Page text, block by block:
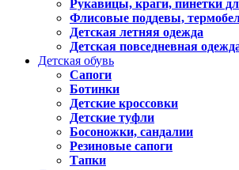
Рукавицы, краги, пинетки
Флисовые поддевы,
Детская летняя одежда
Детская повседневная
Детская обувь
Сапоги
Ботинки
Детские кроссовки
Детские туфли
Босоножки, сандалии
Резиновые сапоги
Тапки